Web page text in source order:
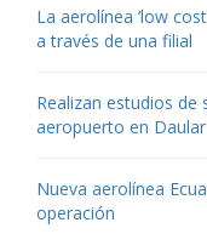
La aerolínea ‘low
a través de una filial
Realizan estudios
aeropuerto en Daular
Nueva aerolínea
operación